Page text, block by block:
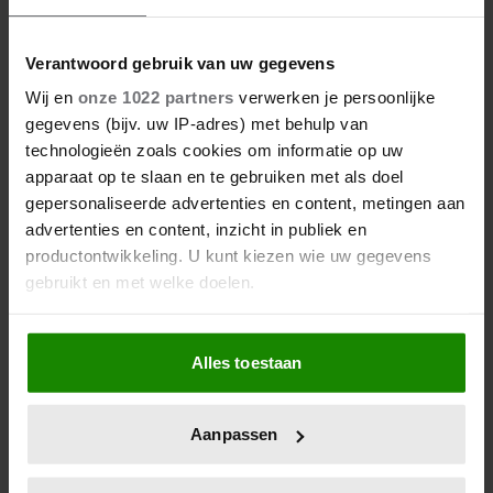
Verantwoord gebruik van uw gegevens
Wij en onze 1022 partners verwerken je persoonlijke
gegevens (bijv. uw IP-adres) met behulp van
technologieën zoals cookies om informatie op uw
apparaat op te slaan en te gebruiken met als doel
gepersonaliseerde advertenties en content, metingen aan
advertenties en content, inzicht in publiek en
productontwikkeling. U kunt kiezen wie uw gegevens
gebruikt en met welke doelen.
Als u het toestaat, willen we ook graag:
Informatie verzamelen over uw geografische
locatie, die tot een paar meter nauwkeurig kan zijn
scannen op specifieke eigenschappen (fingerprinting)
Alles toestaan
Aanpassen
Meer van Redactie
Makelaar Mandy
weekoverzicht: een
Judiths grote relatietest
Deze goudbruine
bruschetta met courgette
en feta wil je meteen